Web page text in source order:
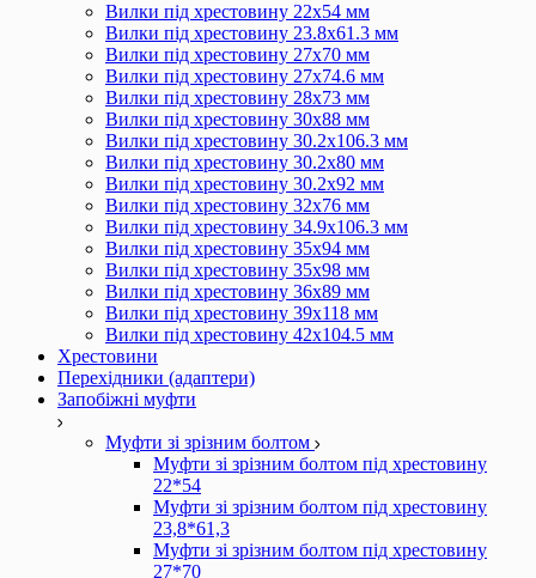
Вилки під хрестовину 22х54 мм
Вилки під хрестовину 23.8х61.3 мм
Вилки під хрестовину 27х70 мм
Вилки під хрестовину 27х74.6 мм
Вилки під хрестовину 28х73 мм
Вилки під хрестовину 30х88 мм
Вилки під хрестовину 30.2х106.3 мм
Вилки під хрестовину 30.2х80 мм
Вилки під хрестовину 30.2х92 мм
Вилки під хрестовину 32х76 мм
Вилки під хрестовину 34.9х106.3 мм
Вилки під хрестовину 35х94 мм
Вилки під хрестовину 35х98 мм
Вилки під хрестовину 36х89 мм
Вилки під хрестовину 39х118 мм
Вилки під хрестовину 42х104.5 мм
Хрестовини
Перехідники (адаптери)
Запобіжні муфти
Муфти зі зрізним болтом
Муфти зі зрізним болтом під хрестовину
22*54
Муфти зі зрізним болтом під хрестовину
23,8*61,3
Муфти зі зрізним болтом під хрестовину
27*70